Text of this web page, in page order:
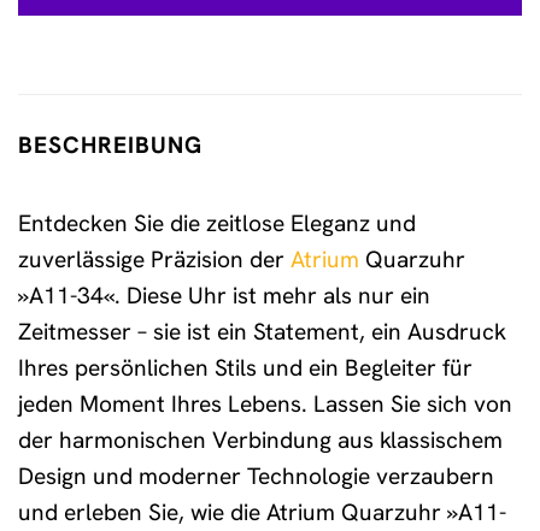
BESCHREIBUNG
Entdecken Sie die zeitlose Eleganz und
zuverlässige Präzision der Atrium Quarzuhr
»A11-34«. Diese Uhr ist mehr als nur ein
Zeitmesser – sie ist ein Statement, ein Ausdruck
Ihres persönlichen Stils und ein Begleiter für
jeden Moment Ihres Lebens. Lassen Sie sich von
der harmonischen Verbindung aus klassischem
Design und moderner Technologie verzaubern
und erleben Sie, wie die Atrium Quarzuhr »A11-